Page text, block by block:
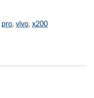
pro, vivo, x200